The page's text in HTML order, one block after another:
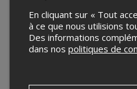
robot
En cliquant sur « Tout
à ce que nous utilisions
Des informations
dans nos politiques de